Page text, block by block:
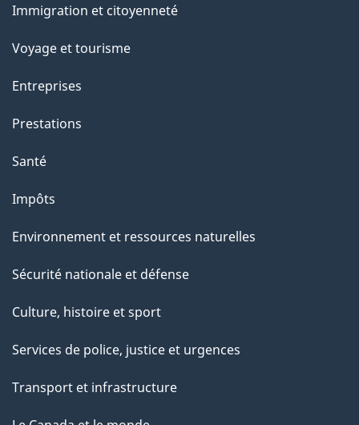
sujets
Immigration et citoyenneté
Voyage et tourisme
Entreprises
Prestations
Santé
Impôts
Environnement et ressources naturelles
Sécurité nationale et défense
Culture, histoire et sport
Services de police, justice et urgences
Transport et infrastructure